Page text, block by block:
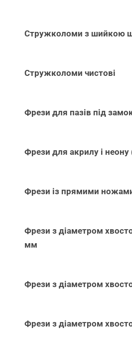
Стружколоми з шийкою
Стружколоми чистові
Фрези для пазів під
Фрези для акрилу і неону
Фрези із прямими
Фрези з діаметром
мм
Фрези з діаметром
Фрези з діаметром